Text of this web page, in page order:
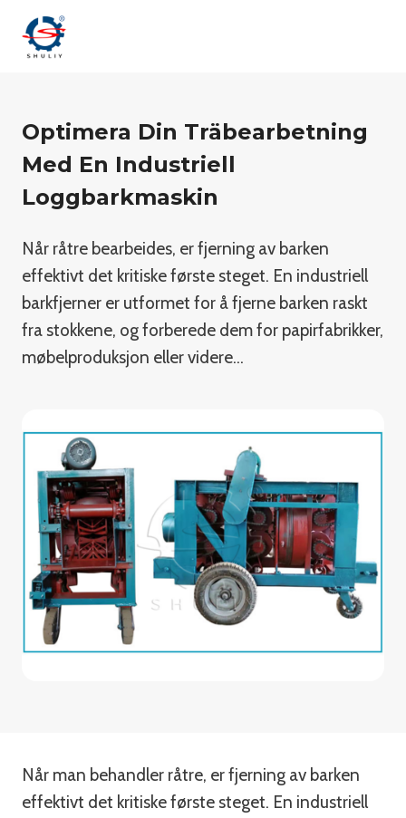
Optimera Din Träbearbetning
Med En Industriell
Loggbarkmaskin
Når råtre bearbeides, er fjerning av barken
effektivt det kritiske første steget. En industriell
barkfjerner er utformet for å fjerne barken raskt
fra stokkene, og forberede dem for papirfabrikker,
møbelproduksjon eller videre…
Når man behandler råtre, er fjerning av barken
effektivt det kritiske første steget. En industriell